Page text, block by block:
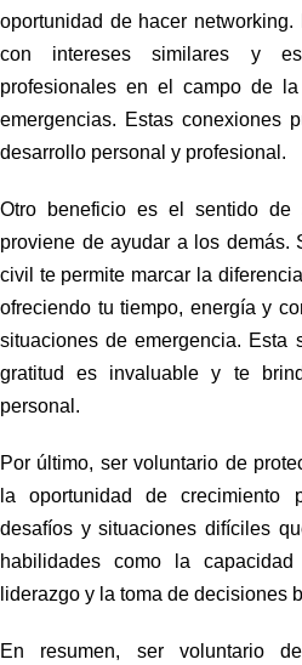
oportunidad de hacer networking.
con intereses similares y
profesionales en el campo de
emergencias. Estas conexiones
desarrollo personal y profesional.
Otro beneficio es el sentido de
proviene de ayudar a los demás.
civil te permite marcar la
ofreciendo tu tiempo, energía y
situaciones de emergencia. Esta
gratitud es invaluable y te
personal.
Por último, ser voluntario de
la oportunidad de crecimiento
desafíos y situaciones difíciles
habilidades como la
liderazgo y la toma de decisiones
En resumen, ser voluntario